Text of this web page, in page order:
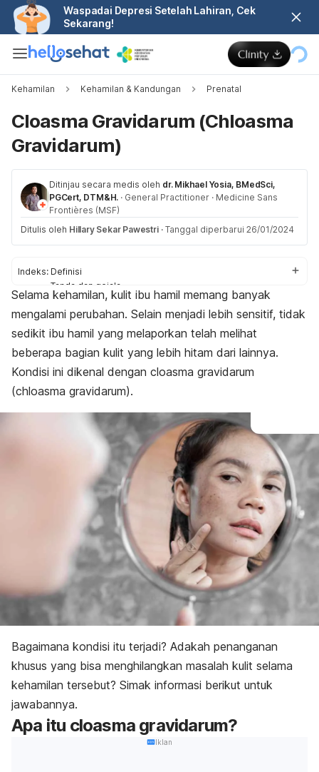
Waspadai Depresi Setelah Lahiran, Cek
Sekarang!
Kehamilan Kehamilan & Kandungan Prenatal
Cloasma Gravidarum (Chloasma
Gravidarum)
Ditinjau secara medis oleh dr. Mikhael Yosia, BMedSci,
PGCert, DTM&H. · General Practitioner · Medicine Sans
Frontières (MSF)
Ditulis oleh Hillary Sekar Pawestri · Tanggal diperbarui 26/01/2024
Indeks: Definisi
Tanda dan gejala
Penyebab
Pengobatan
Jika cloasma tidak kunjung hilang
Selama kehamilan, kulit ibu hamil memang banyak
mengalami perubahan. Selain menjadi lebih sensitif, tidak
sedikit ibu hamil yang melaporkan telah melihat
beberapa bagian kulit yang lebih hitam dari lainnya.
Kondisi ini dikenal dengan cloasma gravidarum
(chloasma gravidarum).
Bagaimana kondisi itu terjadi? Adakah penanganan
khusus yang bisa menghilangkan masalah kulit selama
kehamilan tersebut? Simak informasi berikut untuk
jawabannya.
Apa itu cloasma gravidarum?
Iklan